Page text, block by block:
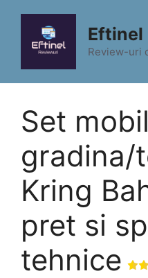
conținut
Eftinel
Review-uri
Set
gradina/
Kring
pret si
tehnice